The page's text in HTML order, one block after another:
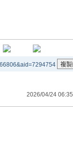
2026/04/24 06:35